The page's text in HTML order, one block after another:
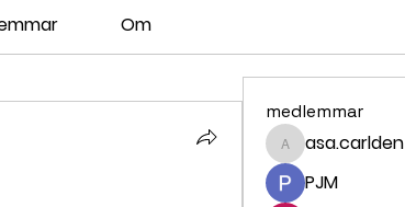
Om
medlemmar
asa.carlden
asa.carlden
PJM